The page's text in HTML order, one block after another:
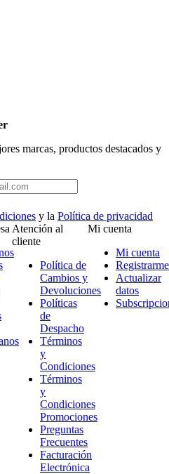
marcas, productos destacados y
y la Política de privacidad
Atención al
cliente
Política de
Cambios y
Devoluciones
Políticas
de
Despacho
Términos
y
Condiciones
Términos
y
Condiciones
Promociones
Preguntas
Frecuentes
Facturación
Electrónica
Mi cuenta
Mi cuenta
Registrarme
Actualizar
datos